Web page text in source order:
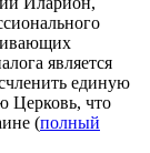
является
единую
Церковь, что
(полный